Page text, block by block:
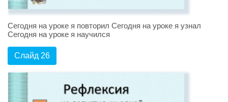
Сегодня на уроке я повторил Сегодня на уроке я узнал
Сегодня на уроке я научился
Слайд 26